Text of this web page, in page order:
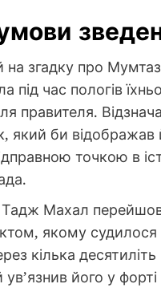
згадку про
час пологів
правителя.
який би
точкою в
Махал перейшов
якому
кілька
його у